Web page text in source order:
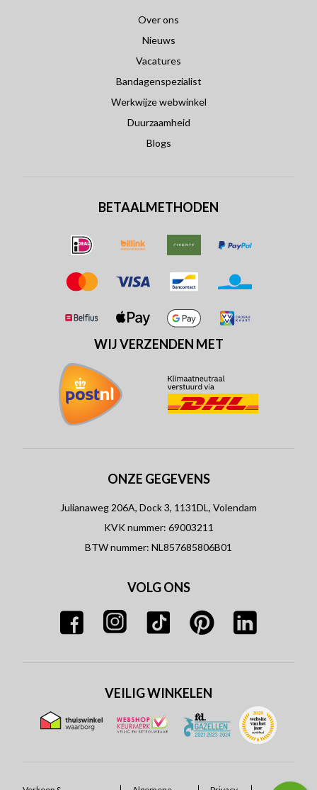
Over ons
Nieuws
Vacatures
Bandagenspezialist
Werkwijze webwinkel
Duurzaamheid
Blogs
BETAALMETHODEN
WIJ VERZENDEN MET
ONZE GEGEVENS
Julianaweg 206A, Dock 3, 1131DL, Volendam
KVK nummer: 69003211
BTW nummer: NL857685806B01
VOLG ONS
VEILIG WINKELEN